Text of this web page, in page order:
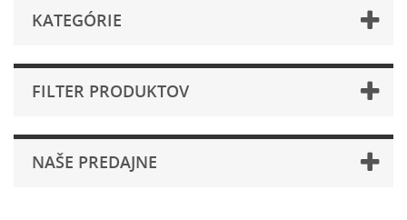
KATEGÓRIE
FILTER PRODUKTOV
NAŠE PREDAJNE